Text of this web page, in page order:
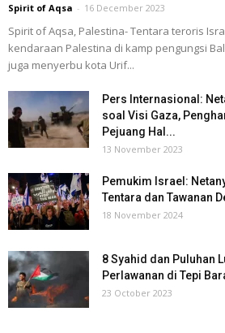
Spirit of Aqsa - 16 December 2023
Spirit of Aqsa, Palestina- Tentara teroris
kendaraan Palestina di kamp pengungsi
juga menyerbu kota Urif...
Pers Internasional:
soal Visi Gaza,
Pejuang Hal...
13 November 2023
Pemukim Israel:
Tentara dan Tawanan
18 November 2024
8 Syahid dan Puluhan
Perlawanan di Tepi
23 October 2023